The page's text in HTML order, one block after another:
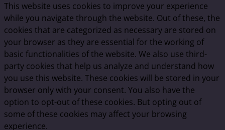
This website uses cookies to improve your experience
while you navigate through the website. Out of these, the
cookies that are categorized as necessary are stored on
your browser as they are essential for the working of
basic functionalities of the website. We also use third-
party cookies that help us analyze and understand how
you use this website. These cookies will be stored in your
browser only with your consent. You also have the
option to opt-out of these cookies. But opting out of
some of these cookies may affect your browsing
experience.